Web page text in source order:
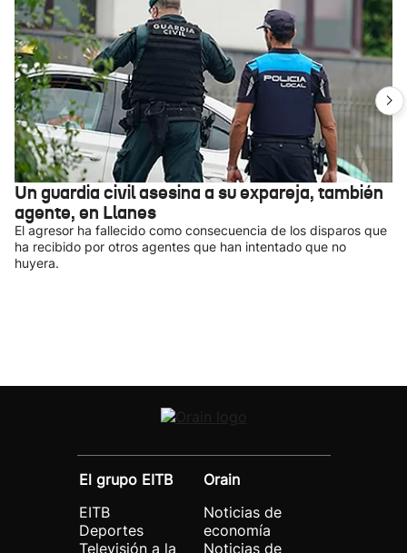
Un guardia civil asesina a su expareja, también
agente, en Llanes
El agresor ha fallecido como consecuencia de los disparos que
ha recibido por otros agentes que han intentado que no
huyera.
El grupo EITB
EITB
Deportes
Televisión a la
Orain
Noticias de
economía
Noticias de